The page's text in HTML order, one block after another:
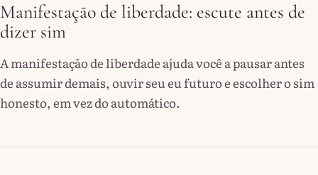
Manifestação de liberdade: escute antes de
dizer sim
A manifestação de liberdade ajuda você a pausar antes
de assumir demais, ouvir seu eu futuro e escolher o sim
honesto, em vez do automático.